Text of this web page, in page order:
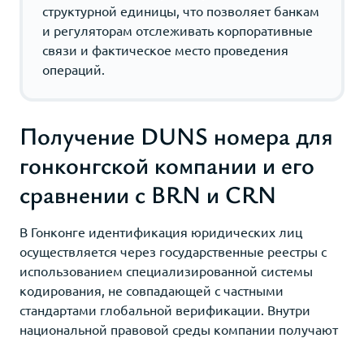
структурной единицы, что позволяет банкам
и регуляторам отслеживать корпоративные
связи и фактическое место проведения
операций.
Получение DUNS номера для
гонконгской компании и его
сравнении с BRN и CRN
В Гонконге идентификация юридических лиц
осуществляется через государственные реестры с
использованием специализированной системы
кодирования, не совпадающей с частными
стандартами глобальной верификации. Внутри
национальной правовой среды компании получают